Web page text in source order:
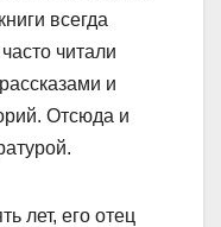
всегда
читали
и
Отсюда и
лет, его отец